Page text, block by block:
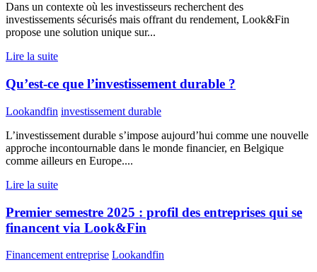
Dans un contexte où les investisseurs recherchent des
investissements sécurisés mais offrant du rendement, Look&Fin
propose une solution unique sur...
Lire la suite
Qu’est-ce que l’investissement durable ?
Lookandfin investissement durable
L’investissement durable s’impose aujourd’hui comme une nouvelle
approche incontournable dans le monde financier, en Belgique
comme ailleurs en Europe....
Lire la suite
Premier semestre 2025 : profil des entreprises qui se
financent via Look&Fin
Financement entreprise Lookandfin